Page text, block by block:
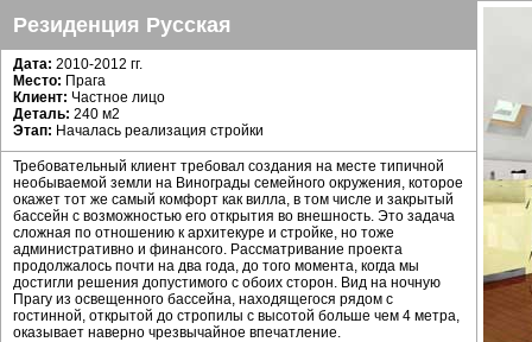
Резиденция Русская
Дата: 2010-2012 гг.
Место: Прага
Клиент: Частное лицо
Деталь: 240 м2
Этап: Началась реализация стройки
Требовательный клиент требовал создания на месте типичной
необываемой земли на Винограды семейного окружения, которое
окажет тот же самый комфорт как вилла, в том числе и закрытый
бассейн с возможностью его открытия во внешность. Это задача
сложная по отношению к архитекуре и стройке, но тоже
административно и финансого. Рассматривание проекта
продолжалось почти на два года, до того момента, когда мы
достигли решения допустимого с обоих сторон. Вид на ночную
Прагу из освещенного бассейна, находящегося рядом с
гостинной, открытой до стропилы с высотой больше чем 4 метра,
оказывает наверно чрезвычайное впечатление.